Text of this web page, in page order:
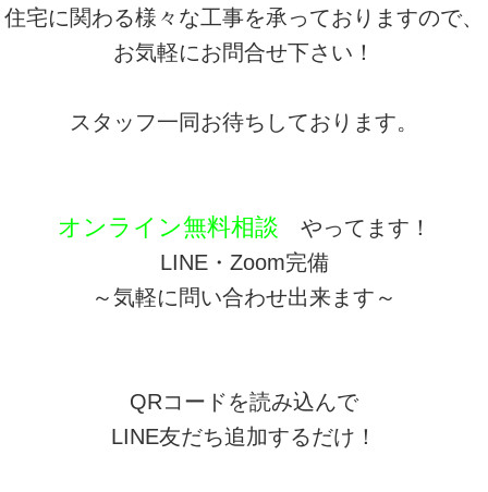
住宅に関わる様々な工事を承っておりますので、
お気軽にお問合せ下さい！
スタッフ一同お待ちしております。
オンライン無料相談
やってます！
LINE・Zoom完備
～気軽に問い合わせ出来ます～
QRコードを読み込んで
LINE友だち追加するだけ！